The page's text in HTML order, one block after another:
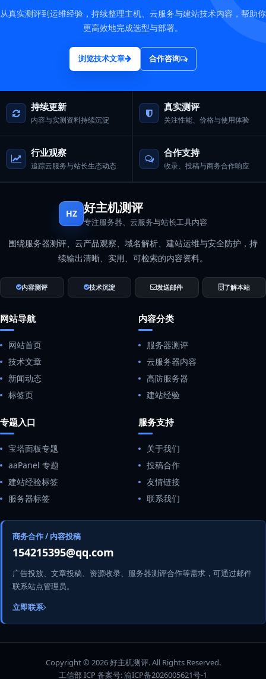
从真实测评到运维经验，持续整理主机、云服务与建站技术内容，帮助你
更高效地完成选型与部署。
浏览技术文章 合作咨询
持续更新
内容与实测资料持续沉淀
真实测评
关注性能、价格与使用体验
行业观察
追踪云服务与站长生态动态
合作支持
收录、投稿与商务合作响应
HZ 好主机测评
专注服务器、云服务与站长工具内容
围绕服务器测评、云产品观察、域名解析、建站运维与安全防护，持
续输出清晰、实用、可检索的内容资料。
内容测评 技术沉淀 发送邮件 了解本站
网站导航
网站首页
技术文章
新闻动态
标签页
内容分类
服务器测评
云服务器内容
高防服务器
建站经验
专题入口
宝塔面板专题
aaPanel 专题
建站经验标签
服务器标签
服务支持
关于我们
投稿合作
友情链接
联系我们
商务合作 / 内容投稿
154215395@qq.com
广告投放、文章投稿、资源收录、服务器测评合作等需求，可通过邮件
联系站点管理员。
立即联系
Copyright © 2026 好主机测评. All Rights Reserved.
工信部 ICP 备案号:渝ICP备2026005621号-1